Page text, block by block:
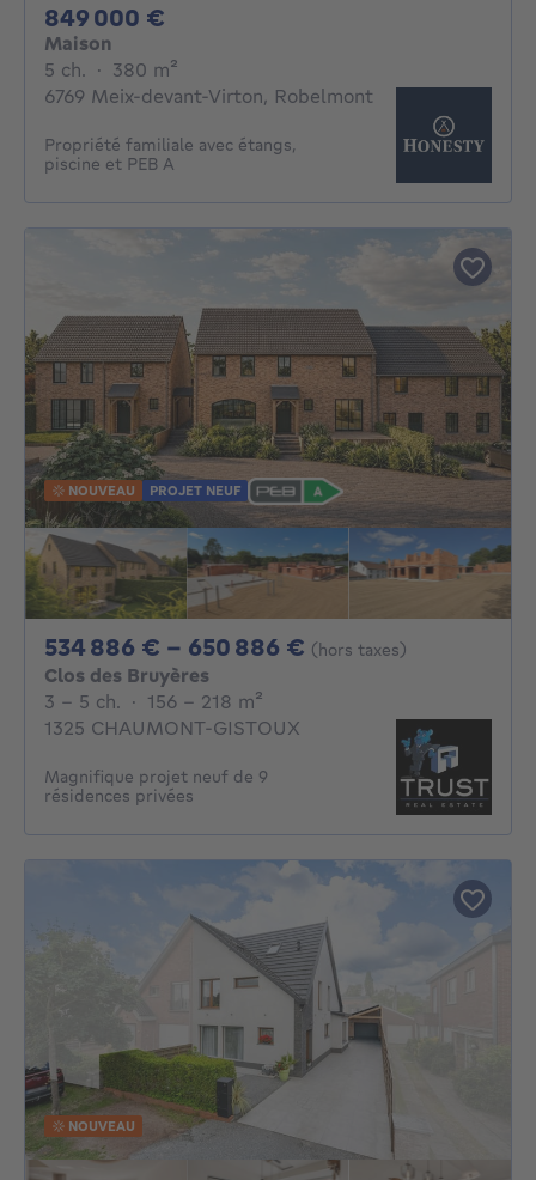
849 000 €
Maison
5 ch. 5 chambres
· 380 m²
6769 Meix-devant-Virton, Robelmont
Propriété familiale avec étangs,
piscine et PEB A
NOUVEAU PROJET NEUF
534 886 € - 650 886 € De 534886€ À
(hors taxes)
Clos des Bruyères
3 - 5 Chambres
3 - 5 ch. · 156 - 218 m²
1325 CHAUMONT-GISTOUX
Magnifique projet neuf de 9
résidences privées
NOUVEAU